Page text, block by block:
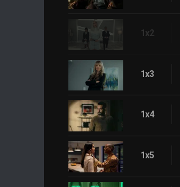
1x2
1x3
1x4
1x5